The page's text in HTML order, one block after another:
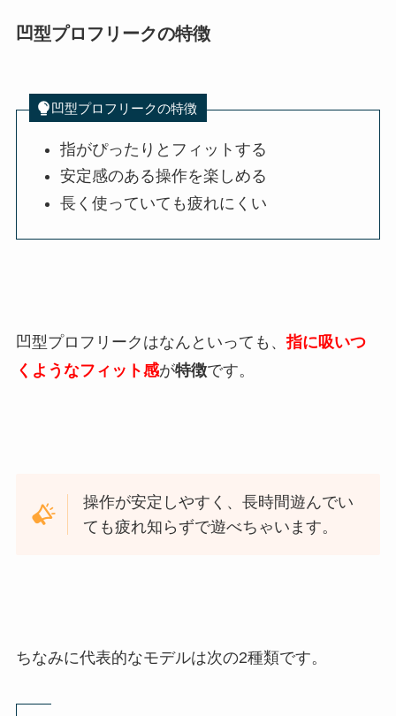
凹型プロフリークの特徴
凹型プロフリークの特徴
指がぴったりとフィットする
安定感のある操作を楽しめる
長く使っていても疲れにくい
凹型プロフリークはなんといっても、指に吸いつ
くようなフィット感が特徴です。
操作が安定しやすく、長時間遊んでい
ても疲れ知らずで遊べちゃいます。
ちなみに代表的なモデルは次の2種類です。